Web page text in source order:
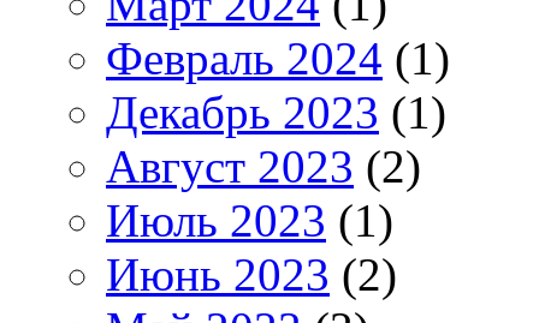
Февраль 2024 (1)
Декабрь 2023 (1)
Август 2023 (2)
Июль 2023 (1)
Июнь 2023 (2)